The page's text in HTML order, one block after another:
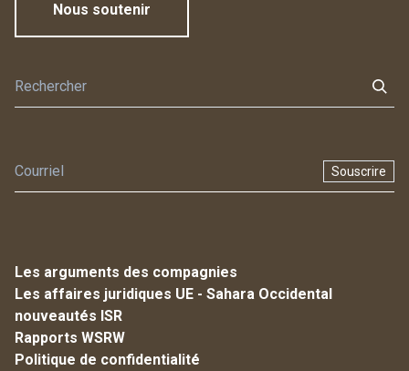
Nous soutenir
Souscrire
Les arguments des compagnies
Les affaires juridiques UE - Sahara Occidental
nouveautés ISR
Rapports WSRW
Politique de confidentialité